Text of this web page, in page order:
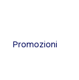
Promozioni